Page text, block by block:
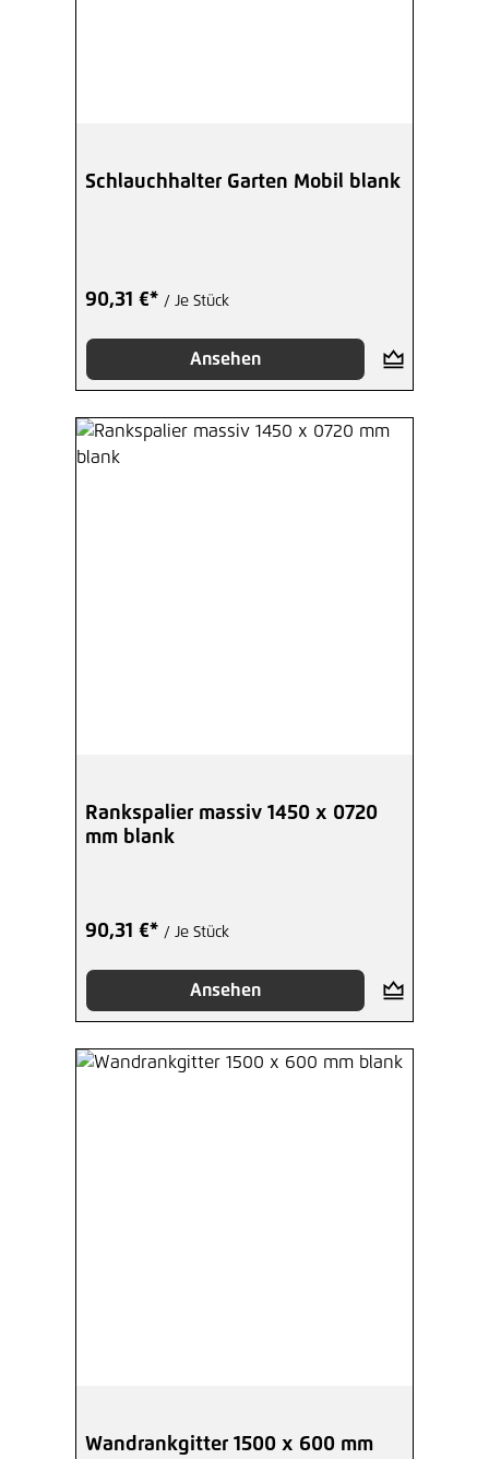
Schlauchhalter Garten Mobil blank
90,31 €* / Je Stück
Ansehen
Rankspalier massiv 1450 x 0720
mm blank
90,31 €* / Je Stück
Ansehen
Wandrankgitter 1500 x 600 mm